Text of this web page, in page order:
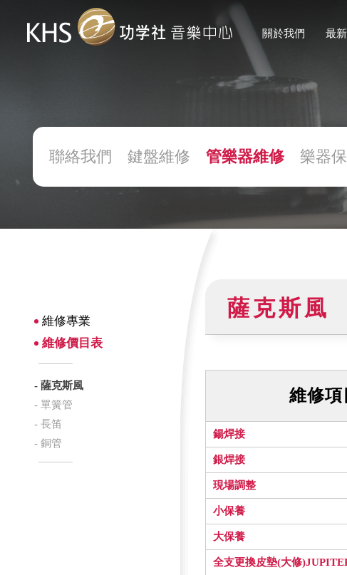
關於我們 最
聯絡我們 鍵盤維修 管樂器維修 樂器
維修專業
維修價目表
- 薩克斯風
- 單簧管
- 長笛
- 銅管
薩克斯風
維修項
鍚焊接
銀焊接
現場調整
小保養
大保養
全支更換皮墊(大修